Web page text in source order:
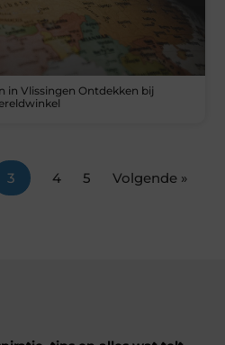
in Vlissingen Ontdekken bij
3 4 5 Volgende »